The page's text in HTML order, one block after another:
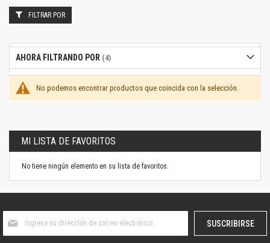
No podemos encontrar productos que coincida con la selección.
FILTRAR POR
AHORA FILTRANDO POR
MI LISTA DE FAVORITOS
No tiene ningún elemento en su lista de favoritos.
boletín
SUSCRIBIRSE